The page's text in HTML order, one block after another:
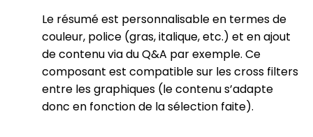
Le résumé est personnalisable en termes de
couleur, police (gras, italique, etc.) et en ajout
de contenu via du Q&A par exemple. Ce
composant est compatible sur les cross filters
entre les graphiques (le contenu s’adapte
donc en fonction de la sélection faite).